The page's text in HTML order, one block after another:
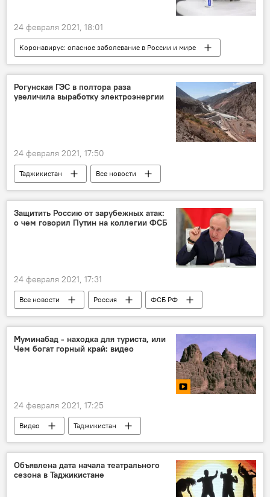
24 февраля 2021, 18:01
Коронавирус: опасное заболевание в России и мире
Здравоохранение
Все новости
коронавирус
вакцина от коронавируса
вакцина "Спутник V"
Рогунская ГЭС в полтора раза
увеличила выработку электроэнергии
24 февраля 2021, 17:50
Таджикистан
Все новости
Энергетика
электроэнергия
Рогунская ГЭС
Защитить Россию от зарубежных атак:
о чем говорил Путин на коллегии ФСБ
24 февраля 2021, 17:31
Все новости Россия
ФСБ РФ
Владимир Путин
терроризм
Муминабад - находка для туриста, или
Чем богат горный край: видео
24 февраля 2021, 17:25
Видео Таджикистан
Объявлена дата начала театрального
сезона в Таджикистане